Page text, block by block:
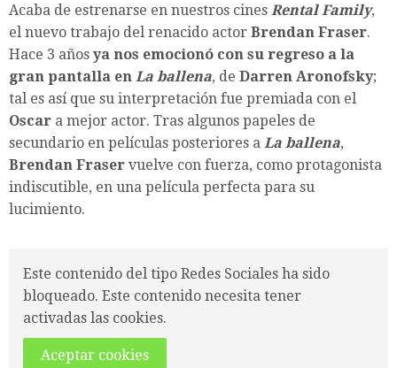
Acaba de estrenarse en nuestros cines Rental Family,
el nuevo trabajo del renacido actor Brendan Fraser.
Hace 3 años ya nos emocionó con su regreso a la
gran pantalla en La ballena, de Darren Aronofsky;
tal es así que su interpretación fue premiada con el
Oscar a mejor actor. Tras algunos papeles de
secundario en películas posteriores a La ballena,
Brendan Fraser vuelve con fuerza, como protagonista
indiscutible, en una película perfecta para su
lucimiento.
Este contenido del tipo Redes Sociales ha sido
bloqueado. Este contenido necesita tener
activadas las cookies.
Aceptar cookies